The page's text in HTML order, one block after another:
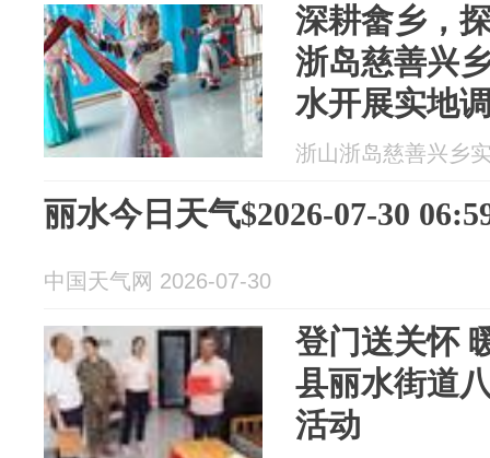
深耕畲乡，
浙岛慈善兴
水开展实地
浙山浙岛慈善兴乡
丽水今日天气$2026-07-30
中国天气网 2026-07-30
登门送关怀
县丽水街道
活动